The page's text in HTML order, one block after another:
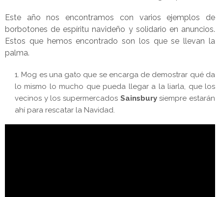
Este año nos encontramos con varios ejemplos de
borbotones de espíritu navideño y solidario en anuncios.
Estos que hemos encontrado son los que se llevan la
palma.
Mog es una gato que se encarga de demostrar qué da
lo mismo lo mucho que pueda llegar a la liarla, que los
vecinos y los supermercados Sainsburysiempre estarán
ahí para rescatar la Navidad.